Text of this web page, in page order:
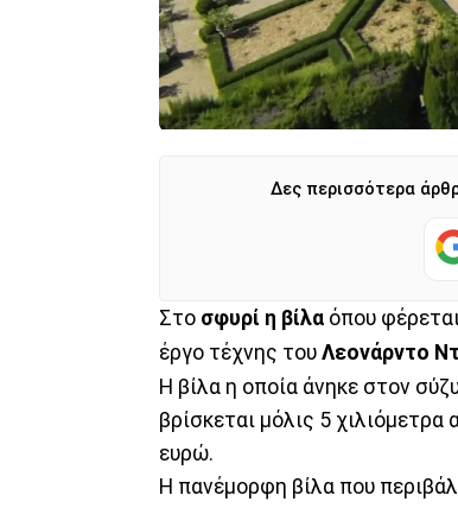
Δες περισσότερα
Στο σφυρί η βίλα όπου
έργο τέχνης του Λεονάρντο
Η βίλα η οποία άνηκε στον
βρίσκεται μόλις 5
ευρώ.
Η πανέμορφη βίλα που